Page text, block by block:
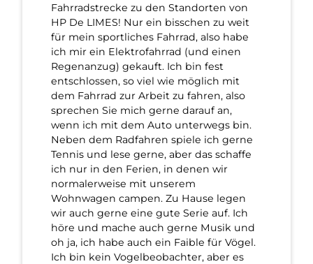
Fahrradstrecke zu den Standorten von
HP De LIMES! Nur ein bisschen zu weit
für mein sportliches Fahrrad, also habe
ich mir ein Elektrofahrrad (und einen
Regenanzug) gekauft. Ich bin fest
entschlossen, so viel wie möglich mit
dem Fahrrad zur Arbeit zu fahren, also
sprechen Sie mich gerne darauf an,
wenn ich mit dem Auto unterwegs bin.
Neben dem Radfahren spiele ich gerne
Tennis und lese gerne, aber das schaffe
ich nur in den Ferien, in denen wir
normalerweise mit unserem
Wohnwagen campen. Zu Hause legen
wir auch gerne eine gute Serie auf. Ich
höre und mache auch gerne Musik und
oh ja, ich habe auch ein Faible für Vögel.
Ich bin kein Vogelbeobachter, aber es